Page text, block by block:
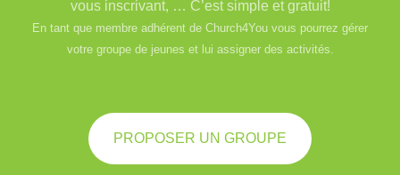
vous inscrivant, … C’est simple et gratuit!
En tant que membre adhérent de Church4You vous pourrez gérer
votre groupe de jeunes et lui assigner des activités.
PROPOSER UN GROUPE